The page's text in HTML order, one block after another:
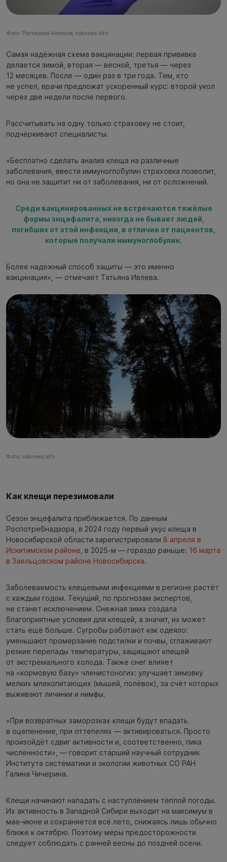
Фото: Ростислав Нетисов, nsknews.info
Самая надёжная схема вакцинации: первая прививка
делается зимой, вторая — весной, третья — через
12 месяцев. После — один раз в три года. Тем, кто
не успел, врачи предложат ускоренный курс: второй укол
через две недели после первого.
Рассчитывать на одну только страховку не стоит,
подчёркивают специалисты.
«Бесплатно сделать анализ клеща на различные
заболевания, ввести иммуноглобулин страховка позволит,
но она не защитит ни от заболевания, ни от осложнений.
Среди вакцинированных не встречаются тяжёлые
формы энцефалита, никогда не бывает людей,
погибших от этой инфекции, в отличие от пациентов,
которые получали иммуноглобулин.
Более надёжный способ защиты — это именно
вакцинация», — отмечает Татьяна Ивлева.
Фото: nsknews.info
Как клещи перезимовали
Сезон энцефалита приближается. По данным
Роспотребнадзора, в 2024 году первый укус клеща в
Новосибирской области зарегистрировали 8 апреля в
Искитимском районе , в 2025-м — гораздо раньше: 16 марта
в Заельцовском районе Новосибирска.
Заболеваемость клещевыми инфекциями в регионе растёт
с каждым годом. Текущий, по прогнозам экспертов,
не станет исключением. Снежная зима создала
благоприятные условия для клещей, а значит, их может
стать ещё больше. Сугробы работают как одеяло:
уменьшают промерзание подстилки и почвы, сглаживают
резкие перепады температуры, защищают клещей
от экстремального холода. Также снег влияет
на «кормовую базу» членистоногих: улучшает зимовку
мелких млекопитающих (мышей, полёвок), за счёт которых
выживают личинки и нимфы.
«При возвратных заморозках клещи будут впадать
в оцепенение, при оттепелях — активироваться. Просто
произойдёт сдвиг активности и, соответственно, пика
численности», — говорит старший научный сотрудник
Института систематики и экологии животных СО РАН
Галина Чичерина.
Клещи начинают нападать с наступлением тёплой погоды.
Их активность в Западной Сибири выходит на максимум в
мае–июне и сохраняется всё лето, снижаясь лишь обычно
ближе к октябрю. Поэтому меры предосторожности
следует соблюдать с ранней весны до поздней осени.